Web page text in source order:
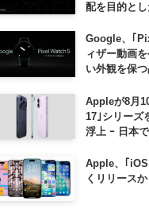
配を目的と
入へ ｰ 従来
止
Google、｢
ィザー動画
い外観を保
Appleが8月
17｣シリーズ
浮上 ｰ 日本
Apple、｢
くリリースか